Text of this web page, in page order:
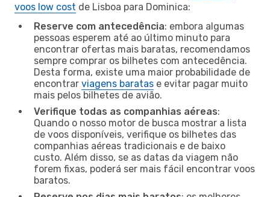
voos low cost de Lisboa para Dominica:
Reserve com antecedência: embora algumas
pessoas esperem até ao último minuto para
encontrar ofertas mais baratas, recomendamos
sempre comprar os bilhetes com antecedência.
Desta forma, existe uma maior probabilidade de
encontrar viagens baratas e evitar pagar muito
mais pelos bilhetes de avião.
Verifique todas as companhias aéreas:
Quando o nosso motor de busca mostrar a lista
de voos disponíveis, verifique os bilhetes das
companhias aéreas tradicionais e de baixo
custo. Além disso, se as datas da viagem não
forem fixas, poderá ser mais fácil encontrar voos
baratos.